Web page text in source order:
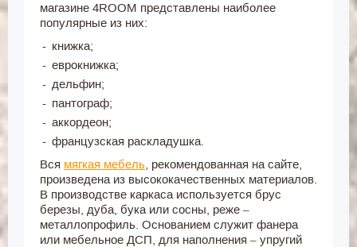
магазине 4ROOM представлены наиболее
популярные из них:
книжка;
еврокнижка;
дельфин;
пантограф;
аккордеон;
французская раскладушка.
Вся мягкая мебель , рекомендованная на сайте,
произведена из высококачественных материалов.
В производстве каркаса используется брус
березы, дуба, бука или сосны, реже –
металлопрофиль. Основанием служит фанера
или мебельное ДСП, для наполнения – упругий